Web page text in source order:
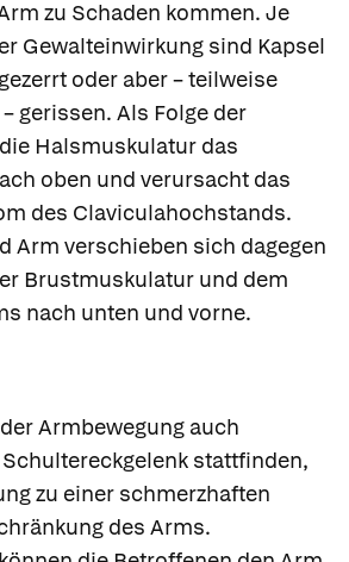
zu Schaden kommen. Je
Gewalteinwirkung sind Kapsel
oder aber – teilweise
gerissen. Als Folge der
Halsmuskulatur das
oben und verursacht das
des Claviculahochstands.
Arm verschieben sich dagegen
Brustmuskulatur und dem
nach unten und vorne.
Armbewegung auch
stattfinden,
zu einer schmerzhaften
des Arms.